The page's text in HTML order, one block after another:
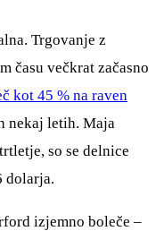
Trgovanje z
času večkrat začasno
kot 45 % na raven
nekaj letih. Maja
so se delnice
dolarja.
izjemno boleče –